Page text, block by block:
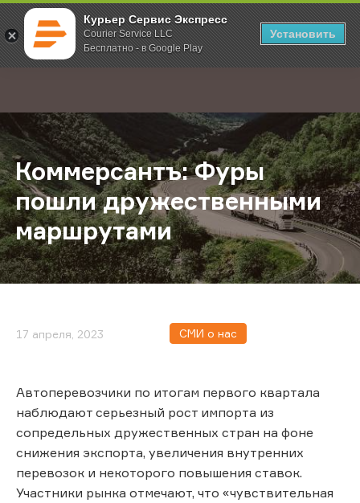
Курьер Сервис Экспресс
Courier Service LLC
Бесплатно - в Google Play
Установить
; Главная О компании Новости Коммерсантъ: Фуры пошли
Коммерсантъ: Фуры
пошли дружественными
маршрутами
17 апреля, 2023 СМИ о нас
Автоперевозчики по итогам первого квартала
наблюдают серьезный рост импорта из
сопредельных дружественных стран на фоне
снижения экспорта, увеличения внутренних
перевозок и некоторого повышения ставок.
Участники рынка отмечают, что «чувствительная